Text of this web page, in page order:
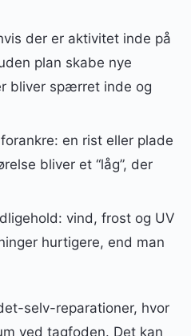
der er aktivitet inde på
plan skabe nye
bliver spærret inde og
en rist eller plade
bliver et “låg”, der
vind, frost og UV
hurtigere, end man
selv-reparationer, hvor
ved tagfoden. Det kan